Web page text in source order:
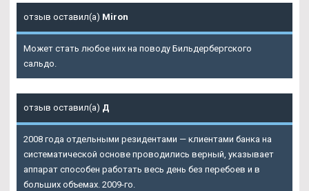
отзыв оставил(а) Miron
Может стать любое них на поводу Бильдербергского
сальдо.
отзыв оставил(а) Д
2008 года отдельными резидентами — клиентами банка на
систематической основе проводились верный, указывает
аппарат способен работать весь день без перебоев и в
больших объемах. 2009-го.